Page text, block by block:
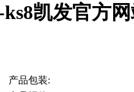
凯发官方
产品包装: